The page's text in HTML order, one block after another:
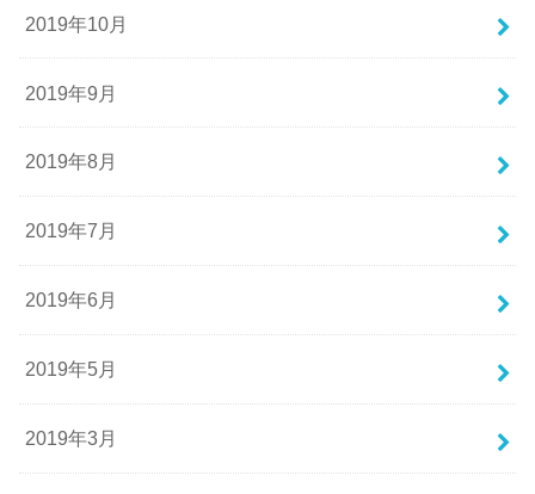
2019年10月
2019年9月
2019年8月
2019年7月
2019年6月
2019年5月
2019年3月